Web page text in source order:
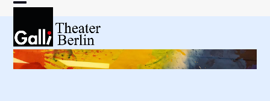
mobile
menu
mobile
menu